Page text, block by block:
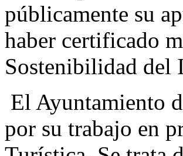
públicamente su
haber certificado
Sostenibilidad del
El Ayuntamiento
por su trabajo en